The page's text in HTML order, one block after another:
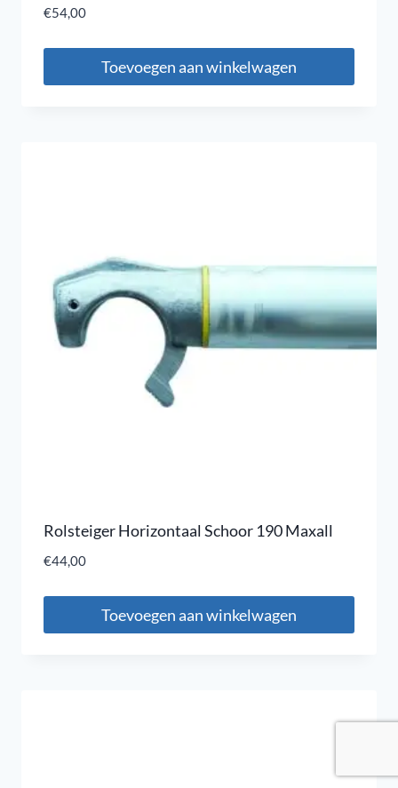
€54,00
Toevoegen aan winkelwagen
Rolsteiger Horizontaal Schoor 190 Maxall
€44,00
Toevoegen aan winkelwagen